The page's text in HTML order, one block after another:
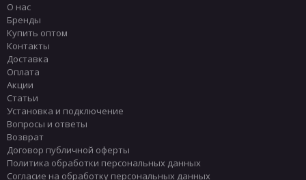
О нас
Бренды
Купить оптом
Контакты
Доставка
Оплата
Акции
Статьи
Установка и подключение
Вопросы и ответы
Возврат
Договор публичной оферты
Политика обработки персональных данных
Согласие на обработку персональных данных